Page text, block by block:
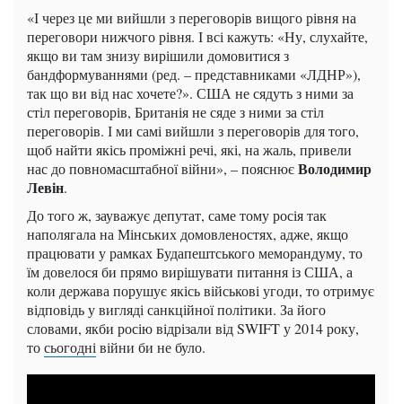
«І через це ми вийшли з переговорів вищого рівня на
переговори нижчого рівня. І всі кажуть: «Ну, слухайте,
якщо ви там знизу вирішили домовитися з
бандформуваннями (ред. – представниками «ЛДНР»),
так що ви від нас хочете?». США не сядуть з ними за
стіл переговорів, Британія не сяде з ними за стіл
переговорів. І ми самі вийшли з переговорів для того,
щоб найти якісь проміжні речі, які, на жаль, привели
нас до повномасштабної війни», – пояснюєВолодимир
Левін.
До того ж, зауважує депутат, саме тому росія так
наполягала на Мінських домовленостях, адже, якщо
працювати у рамках Будапештського меморандуму, то
їм довелося би прямо вирішувати питання із США, а
коли держава порушує якісь військові угоди, то отримує
відповідь у вигляді санкційної політики. За його
словами, якби росію відрізали від SWIFT у 2014 року,
тосьогодні війни би не було.